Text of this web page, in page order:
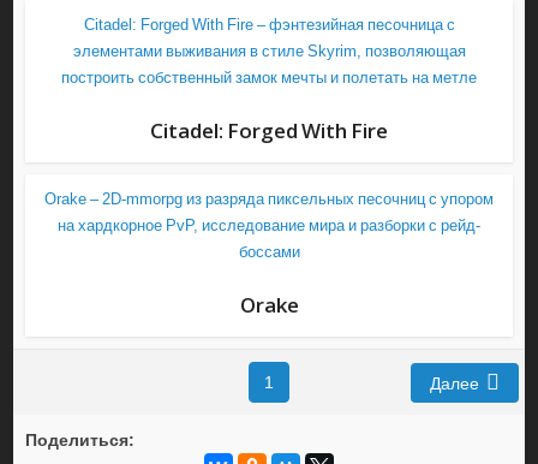
Citadel: Forged With Fire – фэнтезийная песочница с
элементами выживания в стиле Skyrim, позволяющая
построить собственный замок мечты и полетать на метле
Citadel: Forged With Fire
Orake – 2D-mmorpg из разряда пиксельных песочниц с упором
на хардкорное PvP, исследование мира и разборки с рейд-
боссами
Orake
1 Далее
Поделиться: